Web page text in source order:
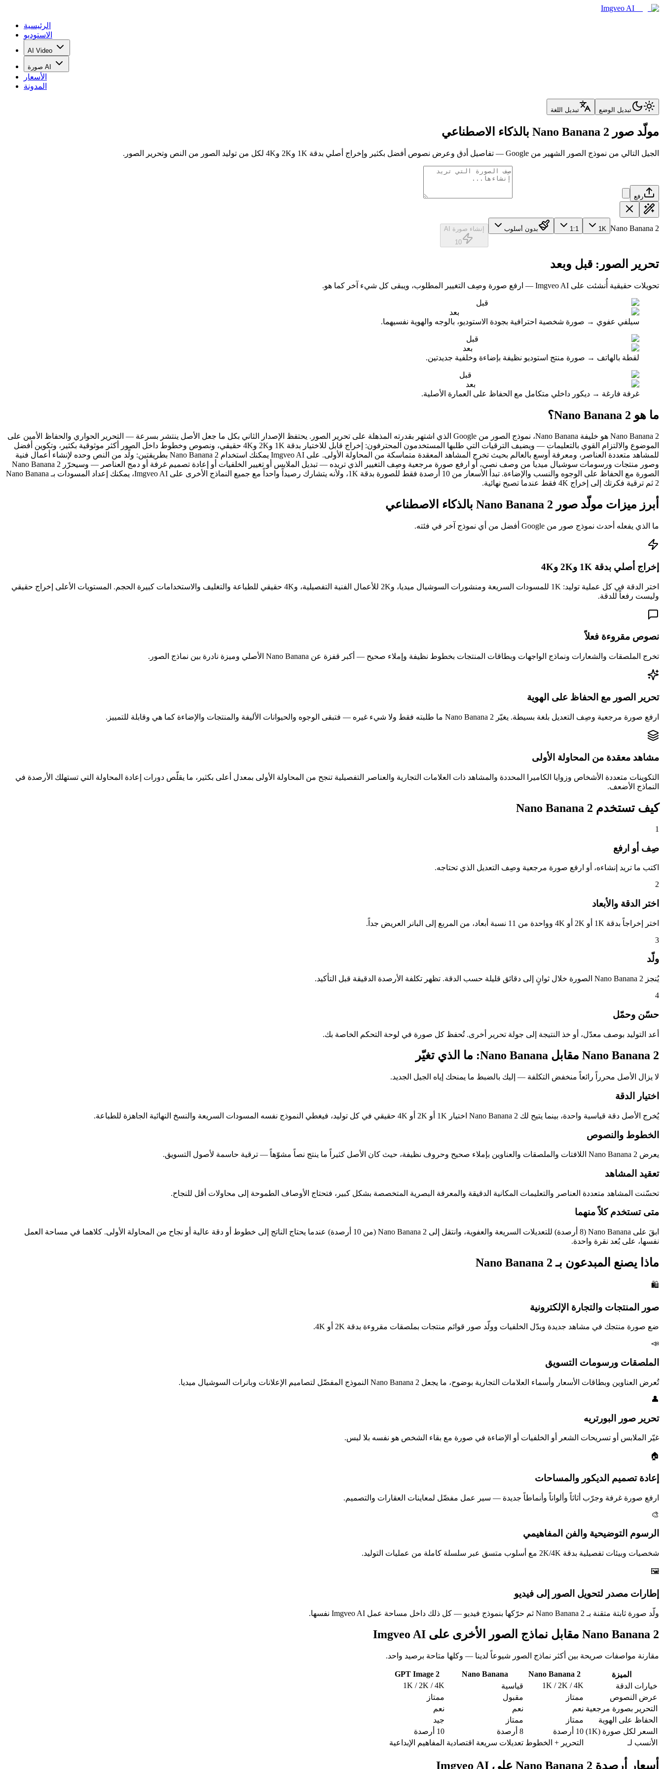
Imgveo AI
الرئيسية
الاستوديو
AI Video
صورة AI
الأسعار
المدونة
تبديل الوضع تبديل اللغة
مولّد صور Nano Banana 2 بالذكاء الاصطناعي
الجيل التالي من نموذج الصور الشهير من Google — تفاصيل أدق وعرض نصوص أفضل بكثير وإخراج أصلي بدقة 1K و2K و4K لكل من توليد الصور من النص وتحرير الصور.
رفع
Nano Banana 2
1K
1:1 بدون أسلوب
إنشاء صورة AI
10
تحرير الصور: قبل وبعد
تحويلات حقيقية أُنشئت على Imgveo AI — ارفع صورة وصِف التغيير المطلوب، ويبقى كل شيء آخر كما هو.
قبل
بعد
سيلفي عفوي → صورة شخصية احترافية بجودة الاستوديو، بالوجه والهوية نفسيهما.
قبل
بعد
لقطة بالهاتف → صورة منتج استوديو نظيفة بإضاءة وخلفية جديدتين.
قبل
بعد
غرفة فارغة → ديكور داخلي متكامل مع الحفاظ على العمارة الأصلية.
ما هو Nano Banana 2؟
Nano Banana 2 هو خليفة Nano Banana، نموذج الصور من Google الذي اشتهر بقدرته المذهلة على تحرير الصور. يحتفظ الإصدار الثاني بكل ما جعل الأصل ينتشر بسرعة — التحرير الحواري والحفاظ الأمين على
الموضوع والالتزام القوي بالتعليمات — ويضيف الترقيات التي طلبها المستخدمون المحترفون: إخراج قابل للاختيار بدقة 1K و2K و4K حقيقي، ونصوص وخطوط داخل الصور أكثر موثوقية بكثير، وتكوين أفضل
للمشاهد متعددة العناصر، ومعرفة أوسع بالعالم بحيث تخرج المشاهد المعقدة متماسكة من المحاولة الأولى. على Imgveo AI يمكنك استخدام Nano Banana 2 بطريقتين: ولّد من النص وحده لإنشاء أعمال فنية
وصور منتجات ورسومات سوشيال ميديا من وصف نصي، أو ارفع صورة مرجعية وصِف التغيير الذي تريده — تبديل الملابس أو تغيير الخلفيات أو إعادة تصميم غرفة أو دمج العناصر — وسيحرّر Nano Banana 2
الصورة مع الحفاظ على الوجوه والنسب والإضاءة. تبدأ الأسعار من 10 أرصدة فقط للصورة بدقة 1K، ولأنه يتشارك رصيداً واحداً مع جميع النماذج الأخرى على Imgveo AI، يمكنك إعداد المسودات بـ Nano Banana
2 ثم ترقية فكرتك إلى إخراج 4K فقط عندما تصبح نهائية.
أبرز ميزات مولّد صور Nano Banana 2 بالذكاء الاصطناعي
ما الذي يفعله أحدث نموذج صور من Google أفضل من أي نموذج آخر في فئته.
إخراج أصلي بدقة 1K و2K و4K
اختر الدقة في كل عملية توليد: 1K للمسودات السريعة ومنشورات السوشيال ميديا، و2K للأعمال الفنية التفصيلية، و4K حقيقي للطباعة والتغليف والاستخدامات كبيرة الحجم. المستويات الأعلى إخراج حقيقي
وليست رفعاً للدقة.
نصوص مقروءة فعلاً
تخرج الملصقات والشعارات ونماذج الواجهات وبطاقات المنتجات بخطوط نظيفة وإملاء صحيح — أكبر قفزة عن Nano Banana الأصلي وميزة نادرة بين نماذج الصور.
تحرير الصور مع الحفاظ على الهوية
ارفع صورة مرجعية وصِف التعديل بلغة بسيطة. يغيّر Nano Banana 2 ما طلبته فقط ولا شيء غيره — فتبقى الوجوه والحيوانات الأليفة والمنتجات والإضاءة كما هي وقابلة للتمييز.
مشاهد معقدة من المحاولة الأولى
التكوينات متعددة الأشخاص وزوايا الكاميرا المحددة والمشاهد ذات العلامات التجارية والعناصر التفصيلية تنجح من المحاولة الأولى بمعدل أعلى بكثير، ما يقلّص دورات إعادة المحاولة التي تستهلك الأرصدة في
النماذج الأضعف.
كيف تستخدم Nano Banana 2
1
صِف أو ارفع
اكتب ما تريد إنشاءه، أو ارفع صورة مرجعية وصِف التعديل الذي تحتاجه.
2
اختر الدقة والأبعاد
اختر إخراجاً بدقة 1K أو 2K أو 4K وواحدة من 11 نسبة أبعاد، من المربع إلى البانر العريض جداً.
3
ولّد
يُنجز Nano Banana 2 الصورة خلال ثوانٍ إلى دقائق قليلة حسب الدقة. تظهر تكلفة الأرصدة الدقيقة قبل التأكيد.
4
حسّن وحمّل
أعد التوليد بوصف معدّل، أو خذ النتيجة إلى جولة تحرير أخرى. تُحفظ كل صورة في لوحة التحكم الخاصة بك.
Nano Banana 2 مقابل Nano Banana: ما الذي تغيّر
لا يزال الأصل محرراً رائعاً منخفض التكلفة — إليك بالضبط ما يمنحك إياه الجيل الجديد.
اختيار الدقة
يُخرج الأصل دقة قياسية واحدة، بينما يتيح لك Nano Banana 2 اختيار 1K أو 2K أو 4K حقيقي في كل توليد، فيغطي النموذج نفسه المسودات السريعة والنسخ النهائية الجاهزة للطباعة.
الخطوط والنصوص
يعرض Nano Banana 2 اللافتات والملصقات والعناوين بإملاء صحيح وحروف نظيفة، حيث كان الأصل كثيراً ما ينتج نصاً مشوّهاً — ترقية حاسمة لأصول التسويق.
تعقيد المشاهد
تحسّنت المشاهد متعددة العناصر والتعليمات المكانية الدقيقة والمعرفة البصرية المتخصصة بشكل كبير، فتحتاج الأوصاف الطموحة إلى محاولات أقل للنجاح.
متى تستخدم كلاً منهما
ابقَ على Nano Banana (8 أرصدة) للتعديلات السريعة والعفوية، وانتقل إلى Nano Banana 2 (من 10 أرصدة) عندما يحتاج الناتج إلى خطوط أو دقة عالية أو نجاح من المحاولة الأولى. كلاهما في مساحة العمل
نفسها، على بُعد نقرة واحدة.
ماذا يصنع المبدعون بـ Nano Banana 2
🛍️
صور المنتجات والتجارة الإلكترونية
ضع صورة منتجك في مشاهد جديدة وبدّل الخلفيات وولّد صور قوائم منتجات بملصقات مقروءة بدقة 2K أو 4K.
📣
الملصقات ورسومات التسويق
تُعرض العناوين وبطاقات الأسعار وأسماء العلامات التجارية بوضوح، ما يجعل Nano Banana 2 النموذج المفضّل لتصاميم الإعلانات وبانرات السوشيال ميديا.
👤
تحرير صور البورتريه
غيّر الملابس أو تسريحات الشعر أو الخلفيات أو الإضاءة في صورة مع بقاء الشخص هو نفسه بلا لبس.
🏠
إعادة تصميم الديكور والمساحات
ارفع صورة غرفة وجرّب أثاثاً وألواناً وأنماطاً جديدة — سير عمل مفضّل لمعاينات العقارات والتصميم.
🎨
الرسوم التوضيحية والفن المفاهيمي
شخصيات وبيئات تفصيلية بدقة 2K/4K مع أسلوب متسق عبر سلسلة كاملة من عمليات التوليد.
🖼️
إطارات مصدر لتحويل الصور إلى فيديو
ولّد صورة ثابتة متقنة بـ Nano Banana 2 ثم حرّكها بنموذج فيديو — كل ذلك داخل مساحة عمل Imgveo AI نفسها.
Nano Banana 2 مقابل نماذج الصور الأخرى على Imgveo AI
مقارنة مواصفات صريحة بين أكثر نماذج الصور شيوعاً لدينا — وكلها متاحة برصيد واحد.
الميزة Nano Banana 2
Nano Banana
GPT Image 2
خيارات الدقة
1K / 2K / 4K قياسية
1K / 2K / 4K
عرض النصوص
ممتاز مقبول
ممتاز
التحرير بصورة مرجعية نعم نعم
نعم
الحفاظ على الهوية
ممتاز ممتاز
جيد
السعر لكل صورة (1K)
10 أرصدة 8 أرصدة
10 أرصدة
الأنسب لـ
التحرير + الخطوط تعديلات سريعة اقتصادية المفاهيم الإبداعية
أسعار أرصدة Nano Banana 2 على Imgveo AI